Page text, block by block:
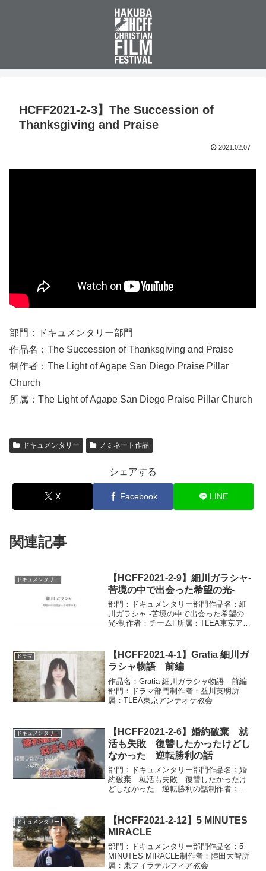
HCFF2021-2-3】The Succession of
Thanksgiving and Praise
2021.02.07
部門：ドキュメンタリー部門
作品名：The Succession of Thanksgiving and Praise
制作者：The Light of Agape San Diego Praise Pillar
Church
所属：The Light of Agape San Diego Praise Pillar Church
ドキュメンタリー ノミネート作品
シェアする
X Facebook LINE
関連記事
ドキュメンタリー
【HCFF2021-2-9】細川ガラシャ-
苦境の中で出会った希望の光-
部門：ドキュメンタリー部門作品名：細
川ガラシャ -苦境の中で出会った希望の
光-制作者：チームF所属：TLEA東京アン
ドラマ
【HCFF2021-4-1】Gratia 細川ガ
ラシャ物語 前編
作品名：Gratia 細川ガラシャ物語 前編
部門：ドラマ部門制作者：益川英明所
属：TLEA東京アンテオケ教会
ドキュメンタリー
【HCFF2021-2-6】婚約破棄 就
活も失敗 復讐したかったけどし
なかった 逆転勝利の話
部門：ドキュメンタリー部門作品名：婚
約破棄 就活も失敗 復讐したかったけ
どしなかった 逆転勝利の話制作者：上
ドキュメンタリー
【HCFF2021-2-12】5 MINUTES
MIRACLE
部門：ドキュメンタリー部門作品名：5
MINUTES MIRACLE制作者：陸田大智所
属：東フィラデルフィア教会